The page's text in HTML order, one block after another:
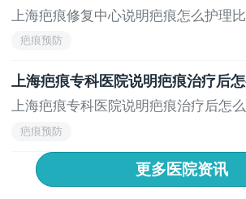
上海疤痕修复中心说明疤痕怎么护理
疤痕预防
上海疤痕专科医院说明疤痕治疗后
上海疤痕专科医院说明疤痕治疗后怎
疤痕预防
更多医院资讯